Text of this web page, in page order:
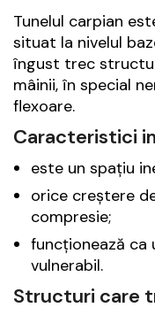
Tunelul carpian
situat la nivelul
îngust trec
mâinii, în special
flexoare.
Caracteristici
este un spațiu
orice creștere
compresie;
funcționează ca
vulnerabil.
Structuri care